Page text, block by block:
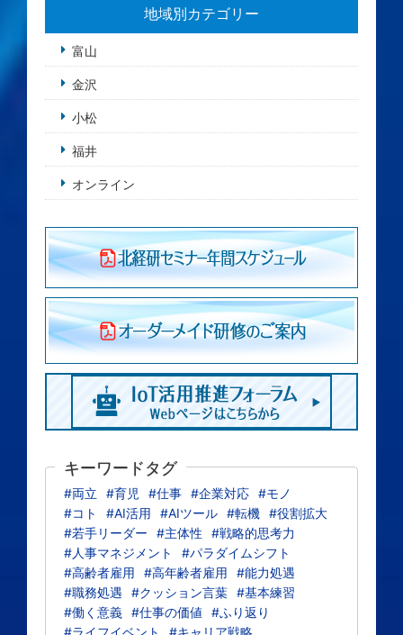
地域別カテゴリー
富山
金沢
小松
福井
オンライン
キーワードタグ
#両立 #育児 #仕事 #企業対応 #モノ
#コト
#AI活用 #AIツール #転機 #役割拡大
#若手リーダー
#主体性
#戦略的思考力
#人事マネジメント
#パラダイムシフト
#高齢者雇用
#高年齢者雇用
#能力処遇
#職務処遇
#クッション言葉 #基本練習
#働く意義 #仕事の価値
#ふり返り
#ライフイベント
#キャリア戦略